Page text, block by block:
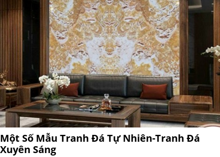
Một Số Mẫu Tranh Đá Tự Nhiên-Tranh Đá
Xuyên Sáng